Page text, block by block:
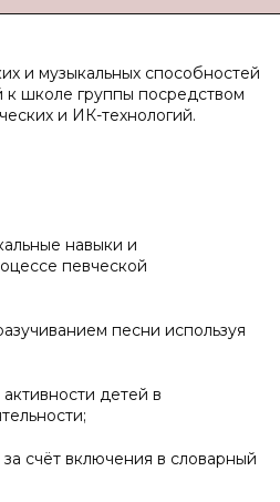
и музыкальных способностей
к школе группы посредством
и ИК-технологий.
навыки и
певческой
песни используя
детей в
счёт включения в словарный